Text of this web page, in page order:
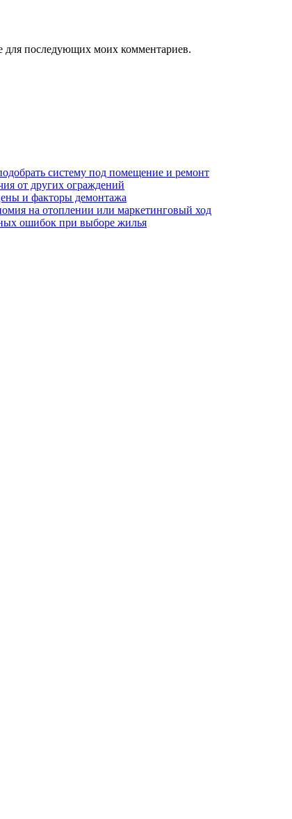
для последующих моих комментариев.
систему под помещение и ремонт
от других ограждений
и факторы демонтажа
на отоплении или маркетинговый ход
ошибок при выборе жилья